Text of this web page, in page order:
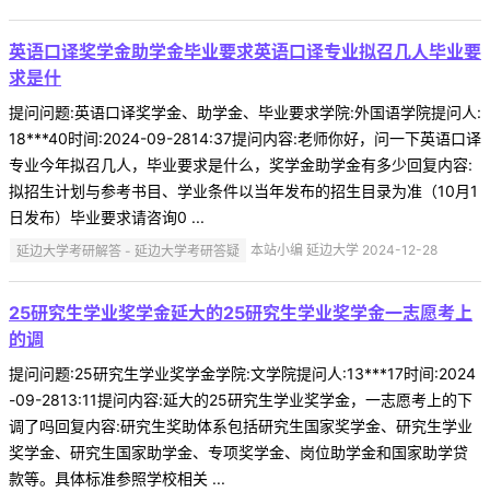
英语口译奖学金助学金毕业要求英语口译专业拟召几人毕业要
求是什
提问问题:英语口译奖学金、助学金、毕业要求学院:外国语学院提问人:
18***40时间:2024-09-2814:37提问内容:老师你好，问一下英语口译
专业今年拟召几人，毕业要求是什么，奖学金助学金有多少回复内容:
拟招生计划与参考书目、学业条件以当年发布的招生目录为准（10月1
日发布）毕业要求请咨询0 ...
延边大学考研解答 - 延边大学考研答疑 本站小编 延边大学 2024-12-28
25研究生学业奖学金延大的25研究生学业奖学金一志愿考上
的调
提问问题:25研究生学业奖学金学院:文学院提问人:13***17时间:2024
-09-2813:11提问内容:延大的25研究生学业奖学金，一志愿考上的下
调了吗回复内容:研究生奖助体系包括研究生国家奖学金、研究生学业
奖学金、研究生国家助学金、专项奖学金、岗位助学金和国家助学贷
款等。具体标准参照学校相关 ...